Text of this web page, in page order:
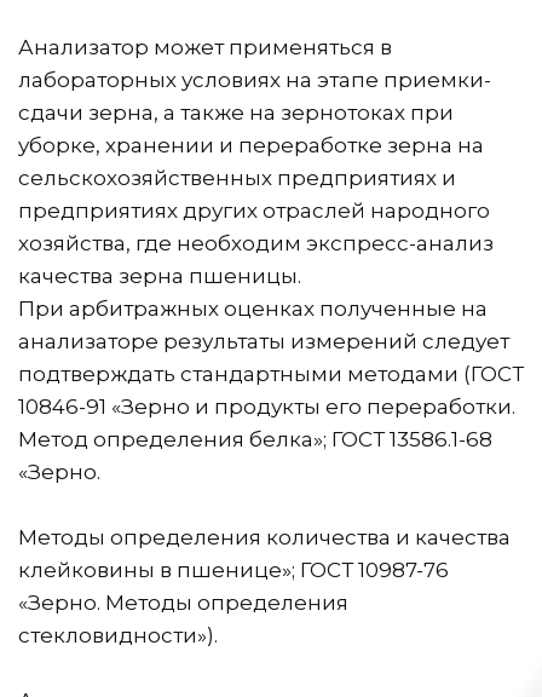
Анализатор может применяться в
лабораторных условиях на этапе приемки-
сдачи зерна, а также на зернотоках при
уборке, хранении и переработке зерна на
сельскохозяйственных предприятиях и
предприятиях других отраслей народного
хозяйства, где необходим экспресс-анализ
качества зерна пшеницы.
При арбитражных оценках полученные на
анализаторе результаты измерений следует
подтверждать стандартными методами (ГОСТ
10846-91 «Зерно и продукты его переработки.
Метод определения белка»; ГОСТ 13586.1-68
«Зерно.
Методы определения количества и качества
клейковины в пшенице»; ГОСТ 10987-76
«Зерно. Методы определения
стекловидности»).